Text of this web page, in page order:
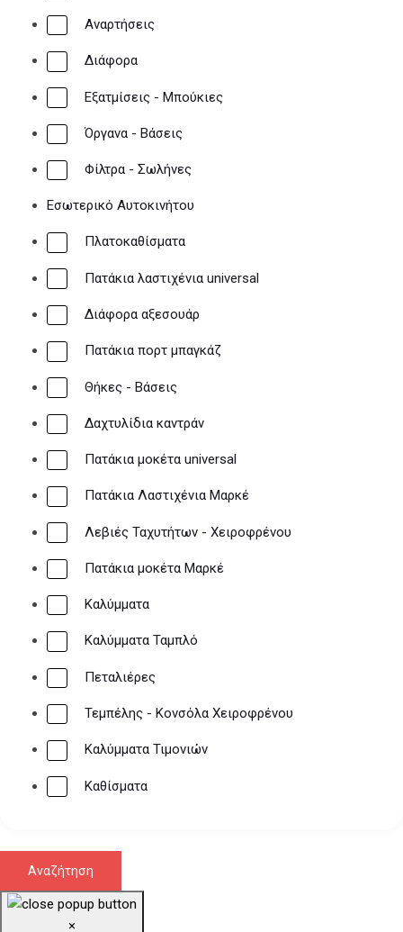
Αναρτήσεις
Διάφορα
Εξατμίσεις - Μπούκιες
Όργανα - Βάσεις
Φίλτρα - Σωλήνες
Εσωτερικό Αυτοκινήτου
Πλατοκαθίσματα
Πατάκια λαστιχένια universal
Διάφορα αξεσουάρ
Πατάκια πορτ μπαγκάζ
Θήκες - Βάσεις
Δαχτυλίδια καντράν
Πατάκια μοκέτα universal
Πατάκια Λαστιχένια Μαρκέ
Λεβιές Ταχυτήτων - Χειροφρένου
Πατάκια μοκέτα Μαρκέ
Καλύμματα
Καλύμματα Ταμπλό
Πεταλιέρες
Τεμπέλης - Κονσόλα Χειροφρένου
Καλύμματα Τιμονιών
Καθίσματα
×